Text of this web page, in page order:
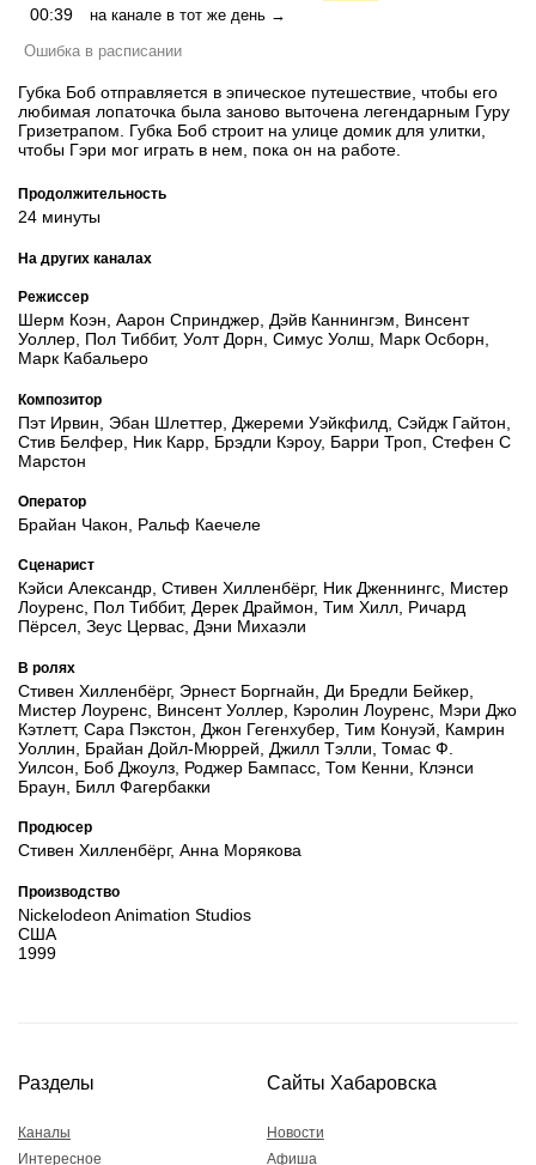
00:39
на канале в тот же день →
Ошибка в расписании
Губка Боб отправляется в эпическое путешествие, чтобы его
любимая лопаточка была заново выточена легендарным Гуру
Гризетрапом. Губка Боб строит на улице домик для улитки,
чтобы Гэри мог играть в нем, пока он на работе.
Продолжительность
24 минуты
На других каналах
Режиссер
Шерм Коэн, Аарон Спринджер, Дэйв Каннингэм, Винсент
Уоллер, Пол Тиббит, Уолт Дорн, Симус Уолш, Марк Осборн,
Марк Кабальеро
Композитор
Пэт Ирвин, Эбан Шлеттер, Джереми Уэйкфилд, Сэйдж Гайтон,
Стив Белфер, Ник Карр, Брэдли Кэроу, Барри Троп, Стефен С
Марстон
Оператор
Брайан Чакон, Ральф Каечеле
Сценарист
Кэйси Александр, Стивен Хилленбёрг, Ник Дженнингс, Мистер
Лоуренс, Пол Тиббит, Дерек Драймон, Тим Хилл, Ричард
Пёрсел, Зеус Цервас, Дэни Михаэли
В ролях
Стивен Хилленбёрг, Эрнест Боргнайн, Ди Бредли Бейкер,
Мистер Лоуренс, Винсент Уоллер, Кэролин Лоуренс, Мэри Джо
Кэтлетт, Сара Пэкстон, Джон Гегенхубер, Тим Конуэй, Камрин
Уоллин, Брайан Дойл-Мюррей, Джилл Тэлли, Томас Ф.
Уилсон, Боб Джоулз, Роджер Бампасс, Том Кенни, Клэнси
Браун, Билл Фагербакки
Продюсер
Стивен Хилленбёрг, Анна Морякова
Производство
Nickelodeon Animation Studios
США
1999
Разделы
Каналы
Интересное
Сайты Хабаровска
Новости
Афиша